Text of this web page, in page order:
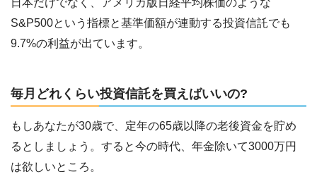
日本だけでなく、アメリカ版日経平均株価のような
S&P500という指標と基準価額が連動する投資信託でも
9.7%の利益が出ています。
毎月どれくらい投資信託を買えばいいの?
もしあなたが30歳で、定年の65歳以降の老後資金を貯め
るとしましょう。すると今の時代、年金除いて3000万円
は欲しいところ。